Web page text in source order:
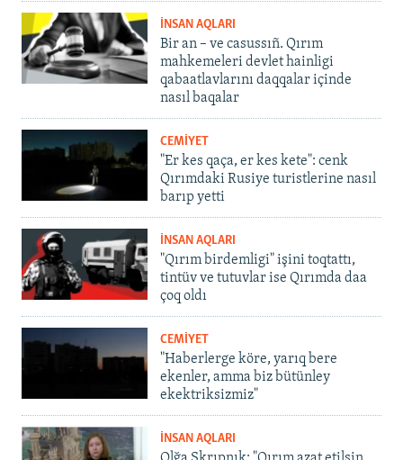
İNSAN AQLARI
Bir an – ve casussıñ. Qırım
mahkemeleri devlet hainligi
qabaatlavlarını daqqalar içinde
nasıl baqalar
CEMİYET
"Er kes qaça, er kes kete": cenk
Qırımdaki Rusiye turistlerine nasıl
barıp yetti
İNSAN AQLARI
"Qırım birdemligi" işini toqtattı,
tintüv ve tutuvlar ise Qırımda daa
çoq oldı
CEMİYET
"Haberlerge köre, yarıq bere
ekenler, amma biz bütünley
ekektriksizmiz"
İNSAN AQLARI